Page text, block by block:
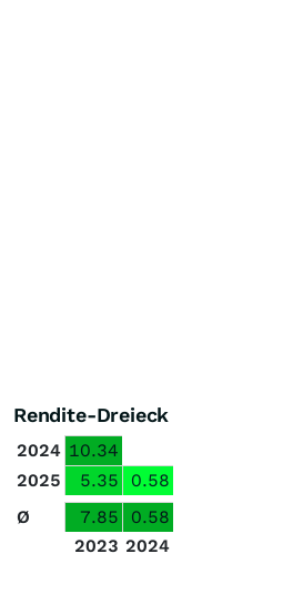
Rendite-Dreieck
2024 10.34
2025
5.35
0.58
Ø
7.85
0.58
2023 2024